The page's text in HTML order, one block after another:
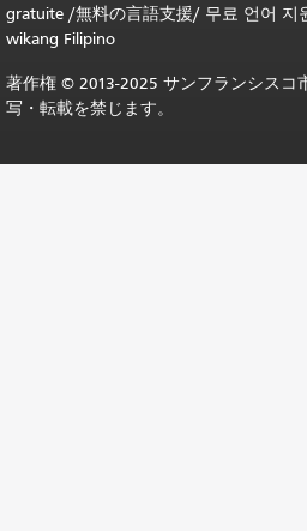
gratuite /無料の言語支援/ 무료 언어 지
wikang Filipino
著作権 © 2013-2025 サンフランシスコ
写・転載を禁じます。